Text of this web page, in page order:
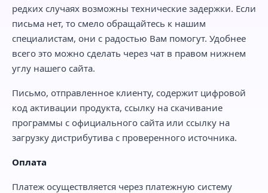
редких случаях возможны технические задержки. Если
письма нет, то смело обращайтесь к нашим
специалистам, они с радостью Вам помогут. Удобнее
всего это можно сделать через чат в правом нижнем
углу нашего сайта.
Письмо, отправленное клиенту, содержит цифровой
код активации продукта, ссылку на скачивание
программы с официального сайта или ссылку на
загрузку дистрибутива с проверенного источника.
Оплата
Платеж осуществляется через платежную систему